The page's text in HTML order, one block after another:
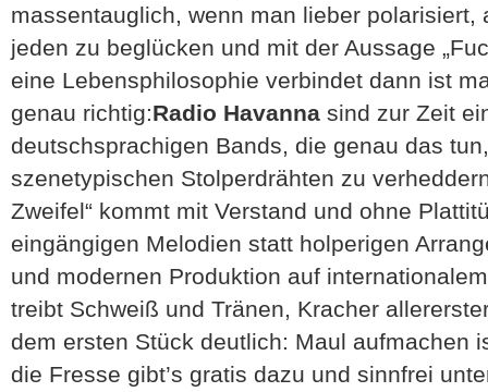
massentauglich, wenn man lieber polarisiert,
jeden zu beglücken und mit der Aussage
eine Lebensphilosophie verbindet dann ist
genau richtig:Radio Havanna sind zur Zeit
deutschsprachigen Bands, die genau das
szenetypischen Stolperdrähten zu
Zweifel“ kommt mit Verstand und ohne
eingängigen Melodien statt holperigen
und modernen Produktion auf
treibt Schweiß und Tränen, Kracher
dem ersten Stück deutlich: Maul aufmachen
die Fresse gibt’s gratis dazu und sinnfrei